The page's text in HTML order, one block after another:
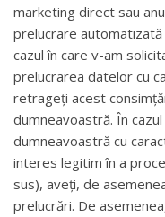
marketing direct sau
prelucrare
cazul în care v-am
prelucrarea datelor cu
retrageți acest
dumneavoastră. În
dumneavoastră cu
interes legitim în a
sus), aveți, de
prelucrări. De